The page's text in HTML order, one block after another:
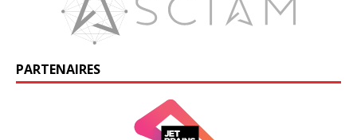
PARTENAIRES